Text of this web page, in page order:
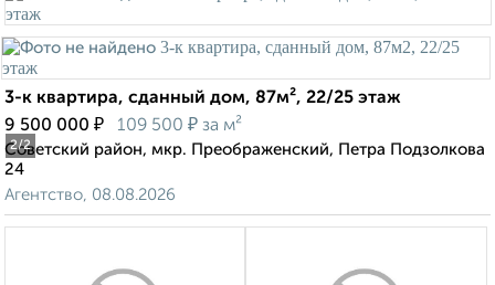
2/2
3-к квартира, сданный дом, 87м², 22/25 этаж
9 500 000 ₽ 109 500 ₽ за м²
Советский район, мкр. Преображенский, Петра Подзолкова
24
Агентство, 08.08.2026